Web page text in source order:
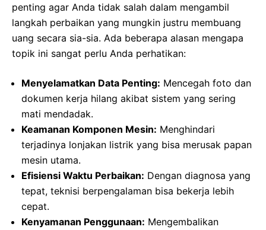
penting agar Anda tidak salah dalam mengambil
langkah perbaikan yang mungkin justru membuang
uang secara sia-sia. Ada beberapa alasan mengapa
topik ini sangat perlu Anda perhatikan:
Menyelamatkan Data Penting: Mencegah foto dan
dokumen kerja hilang akibat sistem yang sering
mati mendadak.
Keamanan Komponen Mesin: Menghindari
terjadinya lonjakan listrik yang bisa merusak papan
mesin utama.
Efisiensi Waktu Perbaikan: Dengan diagnosa yang
tepat, teknisi berpengalaman bisa bekerja lebih
cepat.
Kenyamanan Penggunaan: Mengembalikan